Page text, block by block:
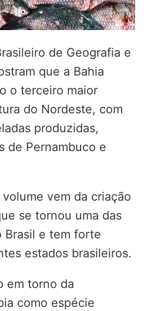
de Geografia e
que a Bahia
o terceiro maior
do Nordeste, com
produzidas,
de Pernambuco e
vem da criação
se tornou uma das
Brasil e tem forte
estados brasileiros.
em torno da
como espécie